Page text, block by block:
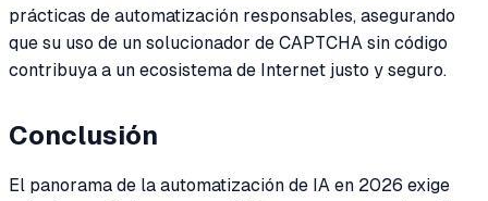
prácticas de automatización responsables, asegurando
que su uso de un solucionador de CAPTCHA sin código
contribuya a un ecosistema de Internet justo y seguro.
Conclusión
El panorama de la automatización de IA en 2026 exige